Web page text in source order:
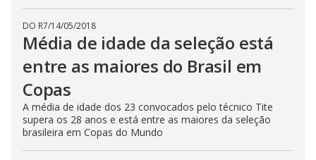
DO R7/14/05/2018
Média de idade da seleção está
entre as maiores do Brasil em
Copas
A média de idade dos 23 convocados pelo técnico Tite
supera os 28 anos e está entre as maiores da seleção
brasileira em Copas do Mundo